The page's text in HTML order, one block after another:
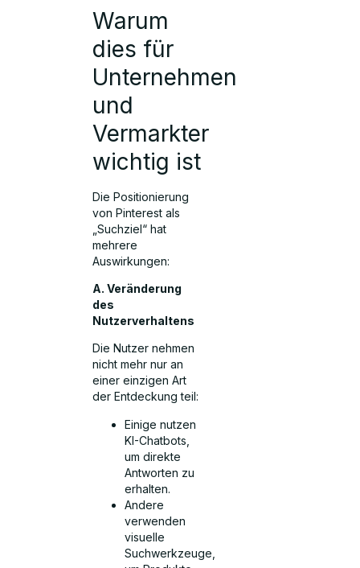
Warum
dies für
Unternehmen
und
Vermarkter
wichtig ist
Die Positionierung
von Pinterest als
„Suchziel“ hat
mehrere
Auswirkungen:
A. Veränderung
des
Nutzerverhaltens
Die Nutzer nehmen
nicht mehr nur an
einer einzigen Art
der Entdeckung teil:
Einige nutzen
KI-Chatbots,
um direkte
Antworten zu
erhalten.
Andere
verwenden
visuelle
Suchwerkzeuge,